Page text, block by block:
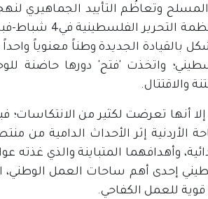
وتعاظُم التأييد الجماهيري
المقاوم- إلى تحقيق نصر سياسي تجلى في سيطرتها على دفة قيادة منظمة
بالقيادة الجديدة وطناً معنوياً واحداً
واتخذت 'فتح' دورها حاضنة
والاقتتال.
أنها تعرضت لكثير من الانتكاسات؛
الأردنية إثر الأحداث الدامية من
وأهدافهما المتباينة والذي غذته
إحدى أهم ساحات العمل الوطني،
للعمل الكفاحي.